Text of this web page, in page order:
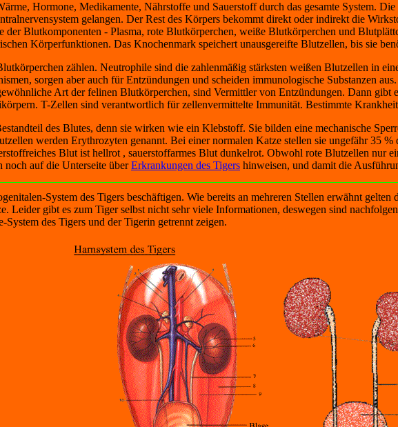
Hormone, Medikamente, Nährstoffe und Sauerstoff durch das gesamte System.
gelangen. Der Rest des Körpers bekommt direkt oder indirekt die
Blutkomponenten - Plasma, rote Blutkörperchen, weiße Blutkörperchen und
Körperfunktionen. Das Knochenmark speichert unausgereifte Blutzellen, bis sie
zählen. Neutrophile sind die zahlenmäßig stärksten weißen Blutzellen in
sorgen aber auch für Entzündungen und scheiden immunologische Substanzen
Art der felinen Blutkörperchen, sind Vermittler von Entzündungen. Dann
T-Zellen sind verantwortlich für zellenvermittelte Immunität. Bestimmte
des Blutes, denn sie wirken wie ein Klebstoff. Sie bilden eine mechanische
werden Erythrozyten genannt. Bei einer normalen Katze stellen sie ungefähr 35
Blut ist hellrot , sauerstoffarmes Blut dunkelrot. Obwohl rote Blutzellen nur
noch auf die Unterseite überErkrankungen des Tigers hinweisen, und damit die
System des Tigers beschäftigen. Wie bereits an mehreren Stellen erwähnt
Leider gibt es zum Tiger selbst nicht sehr viele Informationen, deswegen sind
des Tigers und der Tigerin getrennt zeigen.